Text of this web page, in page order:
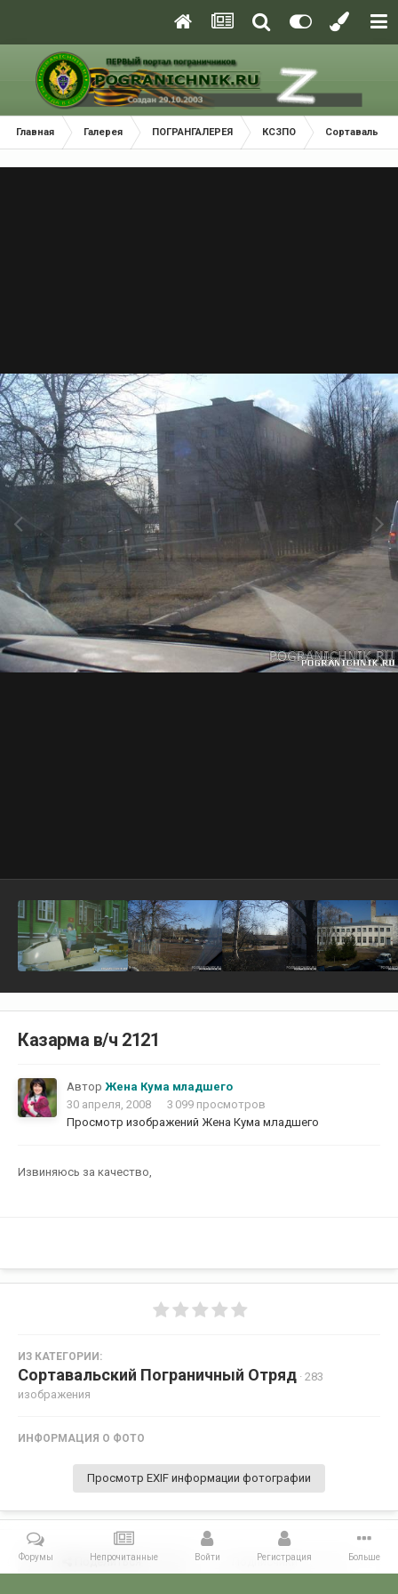
Главная Галерея ПОГРАНГАЛЕРЕЯ КСЗПО
Казарма в/ч 2121
Автор Жена Кума младшего
30 апреля, 2008
3 099 просмотров
Просмотр изображений Жена Кума младшего
Извиняюсь за качество,
ИЗ КАТЕГОРИИ:
Сортавальский Пограничный Отряд · 283
изображения
ИНФОРМАЦИЯ О ФОТО
Просмотр EXIF информации фотографии
Поделиться Подписчики 0
Форумы Непрочитанные Войти Регистрация Больше